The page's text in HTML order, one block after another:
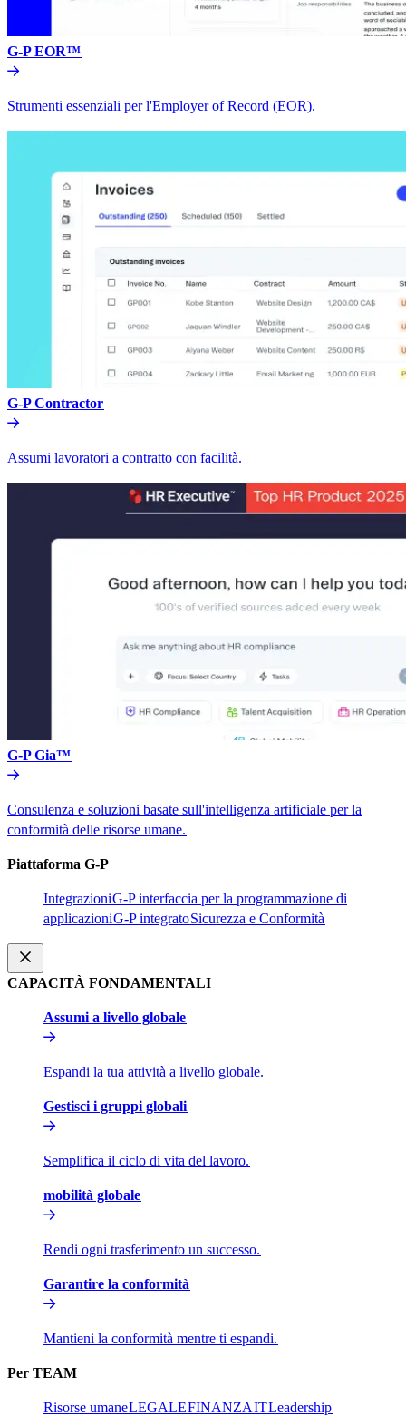
G-P EOR™​​
Strumenti essenziali per l'Employer of Record (EOR).​​
G-P Contractor​​
Assumi lavoratori a contratto con facilità.​​
G-P Gia™​​
Consulenza e soluzioni basate sull'intelligenza artificiale per la
conformità delle risorse umane.​​
Piattaforma G-P​​
Integrazioni​​G-P interfaccia per la programmazione di
applicazioni​​G-P integrato​​Sicurezza e Conformità​​
CAPACITÀ FONDAMENTALI​​
Assumi a livello globale​​
Espandi la tua attività a livello globale.​​
Gestisci i gruppi globali​​
Semplifica il ciclo di vita del lavoro.​​
mobilità globale​​
Rendi ogni trasferimento un successo.​​
Garantire la conformità​​
Mantieni la conformità mentre ti espandi.​​
Per TEAM​​
Risorse umane​​LEGALE​​FINANZA​​IT​​Leadership​​